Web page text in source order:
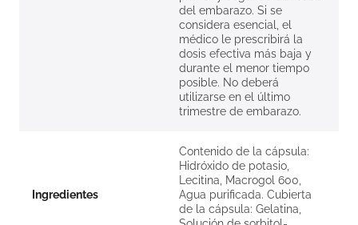
del embarazo. Si se
considera esencial, el
médico le prescribirá la
dosis efectiva más baja y
durante el menor tiempo
posible. No deberá
utilizarse en el último
trimestre de embarazo.
Ingredientes
Contenido de la cápsula:
Hidróxido de potasio,
Lecitina, Macrogol 600,
Agua purificada. Cubierta
de la cápsula: Gelatina,